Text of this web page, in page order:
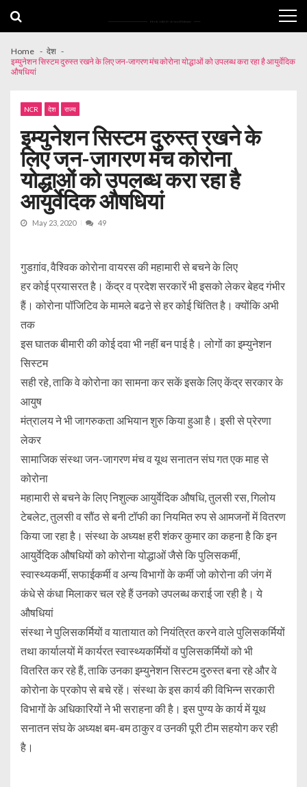
Home
देश
इम्युनेशन सिस्टम दुरुस्त रखने के लिए जन-जागरण मंच कोरोना योद्धाओं को उपलब्ध करा रहा है आयुर्वेदिक
औषधियां
NCR देश राज्य
इम्युनेशन सिस्टम दुरुस्त रखने के
लिए जन-जागरण मंच कोरोना
योद्धाओं को उपलब्ध करा रहा है
आयुर्वेदिक औषधियां
May 23, 2020 49
गुडग़ांव, वैश्विक कोरोना वायरस की महामारी से बचने के लिए
हर कोई प्रयासरत है। केंद्र व प्रदेश सरकारें भी इसको लेकर बेहद गंभीर
हैं। कोरोना पॉजिटिव के मामले बढऩे से हर कोई चिंतित है। क्योंकि अभी
तक
इस घातक बीमारी की कोई दवा भी नहीं बन पाई है। लोगों का इम्युनेशन
सिस्टम
सही रहे, ताकि वे कोरोना का सामना कर सकें इसके लिए केंद्र सरकार के
आयुष
मंत्रालय ने भी जागरुकता अभियान शुरु किया हुआ है। इसी से प्रेरणा
लेकर
सामाजिक संस्था जन-जागरण मंच व यूथ सनातन संघ गत एक माह से
कोरोना
महामारी से बचने के लिए निशुल्क आयुर्वेदिक औषधि, तुलसी रस, गिलोय
टेबलेट, तुलसी व सौंठ से बनी टॉफी का नियमित रुप से आमजनों में वितरण
किया जा रहा है। संस्था के अध्यक्ष हरी शंकर कुमार का कहना है कि इन
आयुर्वेदिक औषधियों को कोरोना योद्धाओं जैसे कि पुलिसकर्मी,
स्वास्थ्यकर्मी, सफाईकर्मी व अन्य विभागों के कर्मी जो कोरोना की जंग में
कंधे से कंधा मिलाकर चल रहे हैं उनको उपलब्ध कराई जा रही है। ये
औषधियां
संस्था ने पुलिसकर्मियों व यातायात को नियंत्रित करने वाले पुलिसकर्मियों
तथा कार्यालयों में कार्यरत स्वास्थ्यकर्मियों व पुलिसकर्मियों को भी
वितरित कर रहे हैं, ताकि उनका इम्युनेशन सिस्टम दुरुस्त बना रहे और वे
कोरोना के प्रकोप से बचे रहें। संस्था के इस कार्य की विभिन्न सरकारी
विभागों के अधिकारियों ने भी सराहना की है। इस पुण्य के कार्य में यूथ
सनातन संघ के अध्यक्ष बम-बम ठाकुर व उनकी पूरी टीम सहयोग कर रही
है।